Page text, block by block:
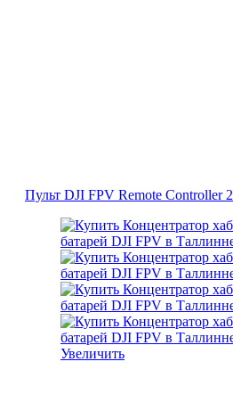
Пульт DJI FPV Remote Controller 2
Увеличить